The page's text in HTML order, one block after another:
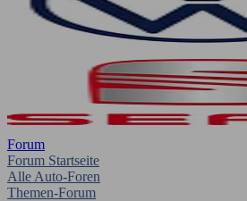
Forum
Forum Startseite
Alle Auto-Foren
Themen-Forum